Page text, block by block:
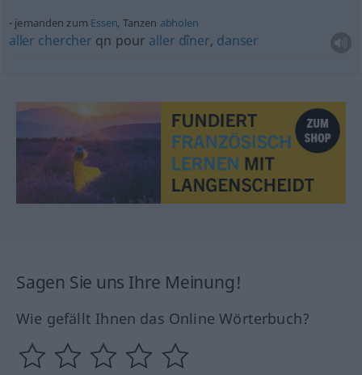
jemanden zum Essen, Tanzen abholen
aller chercher qn pour aller dîner, danser
Sagen Sie uns Ihre Meinung!
Wie gefällt Ihnen das Online Wörterbuch?